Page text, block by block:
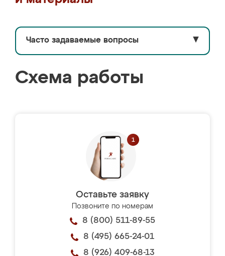
Часто задаваемые вопросы ▼
Схема работы
Оставьте заявку
Позвоните по номерам
8 (800) 511-89-55
8 (495) 665-24-01
8 (926) 409-68-13